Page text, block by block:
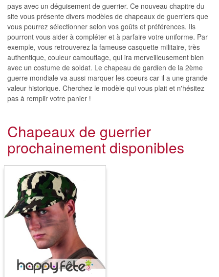
pays avec un déguisement de guerrier. Ce nouveau chapitre du
site vous présente divers modèles de chapeaux de guerriers que
vous pourrez sélectionner selon vos goûts et préférences. Ils
pourront vous aider à compléter et à parfaire votre uniforme. Par
exemple, vous retrouverez la fameuse casquette militaire, très
authentique, couleur camouflage, qui ira merveilleusement bien
avec un costume de soldat. Le chapeau de gardien de la 2ème
guerre mondiale va aussi marquer les coeurs car il a une grande
valeur historique. Cherchez le modèle qui vous plait et n'hésitez
pas à remplir votre panier !
Chapeaux de guerrier
prochainement disponibles